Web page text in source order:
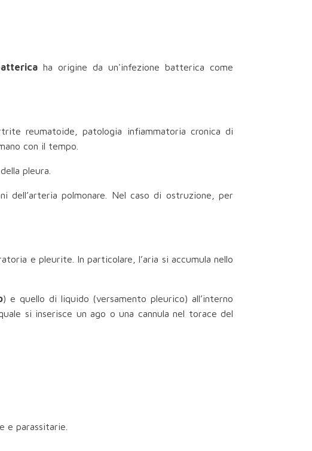
ha origine da un'infezione batterica come
reumatoide, patologia infiammatoria cronica di
con il tempo.
pleura.
dell’arteria polmonare. Nel caso di ostruzione, per
e pleurite. In particolare, l’aria si accumula nello
) e quello di liquido (versamento pleurico) all’interno
si inserisce un ago o una cannula nel torace del
e parassitarie.